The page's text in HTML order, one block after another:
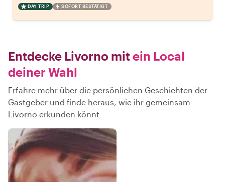
DAY TRIP SOFORT BESTÄTIGT
Entdecke Livorno mitein Local
deiner Wahl
Erfahre mehr über die persönlichen Geschichten der
Gastgeber und finde heraus, wie ihr gemeinsam
Livorno erkunden könnt